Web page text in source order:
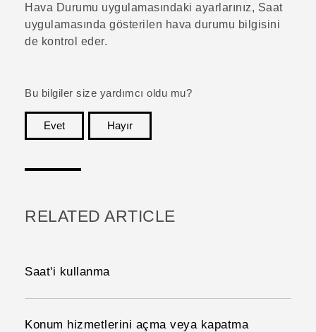
Hava Durumu uygulamasındaki ayarlarınız, Saat
uygulamasında gösterilen hava durumu bilgisini
de kontrol eder.
Bu bilgiler size yardımcı oldu mu?
Evet
Hayır
RELATED ARTICLE
Saat'i kullanma
Konum hizmetlerini açma veya kapatma